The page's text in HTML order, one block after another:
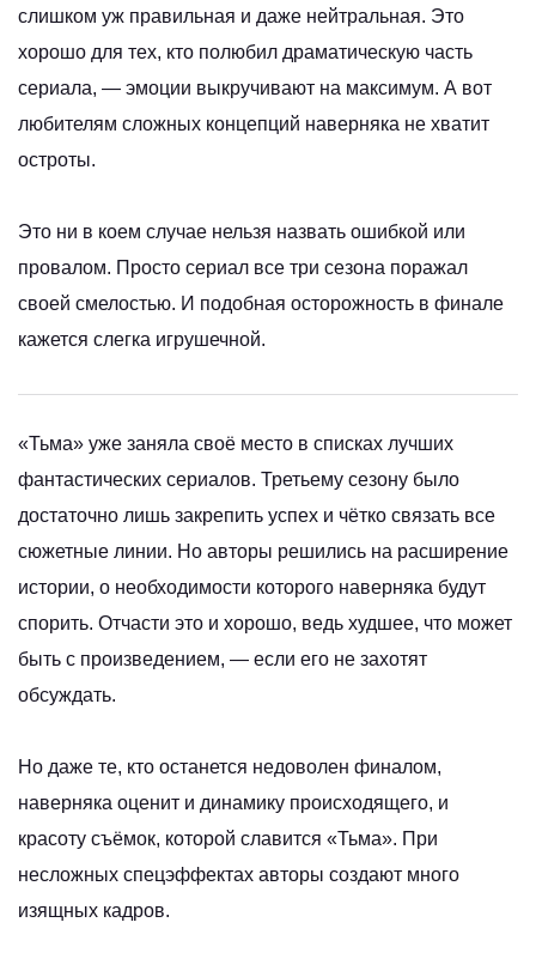
слишком уж правильная и даже нейтральная. Это
хорошо для тех, кто полюбил драматическую часть
сериала, — эмоции выкручивают на максимум. А вот
любителям сложных концепций наверняка не хватит
остроты.
Это ни в коем случае нельзя назвать ошибкой или
провалом. Просто сериал все три сезона поражал
своей смелостью. И подобная осторожность в финале
кажется слегка игрушечной.
«Тьма» уже заняла своё место в списках лучших
фантастических сериалов. Третьему сезону было
достаточно лишь закрепить успех и чётко связать все
сюжетные линии. Но авторы решились на расширение
истории, о необходимости которого наверняка будут
спорить. Отчасти это и хорошо, ведь худшее, что может
быть с произведением, — если его не захотят
обсуждать.
Но даже те, кто останется недоволен финалом,
наверняка оценит и динамику происходящего, и
красоту съёмок, которой славится «Тьма». При
несложных спецэффектах авторы создают много
изящных кадров.